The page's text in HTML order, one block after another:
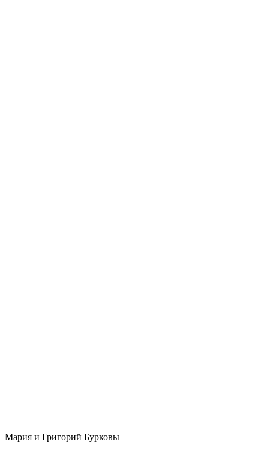
Мария и Григорий Бурковы